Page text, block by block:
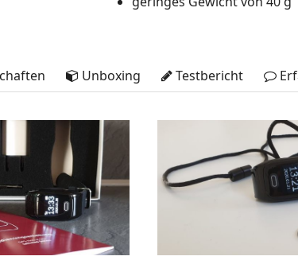
Unboxing Testbericht